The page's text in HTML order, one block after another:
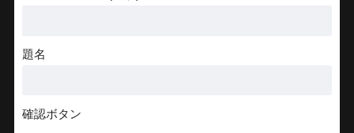
題名
確認ボタン